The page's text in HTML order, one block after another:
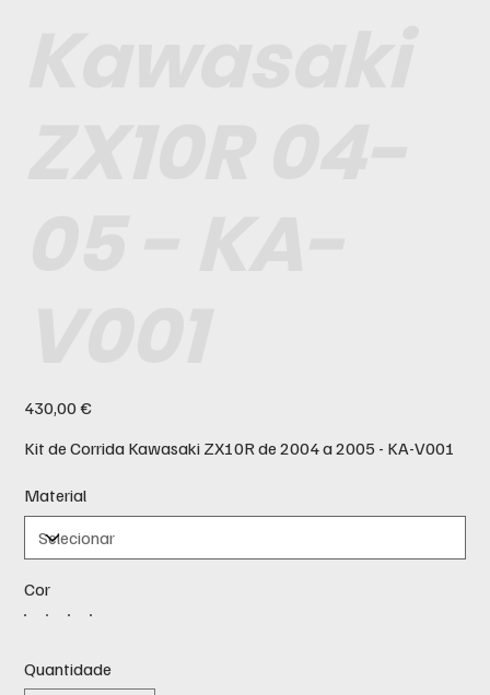
430,00 €
Kit de Corrida Kawasaki ZX10R de 2004 a 2005 - KA-V001
Material
Cor
Quantidade